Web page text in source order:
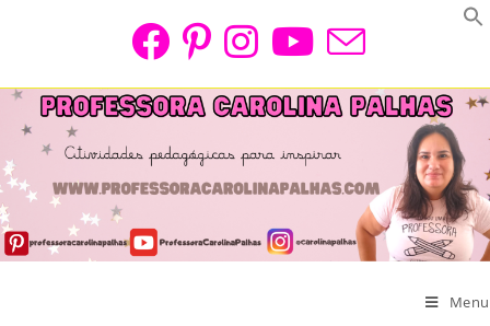
Menu